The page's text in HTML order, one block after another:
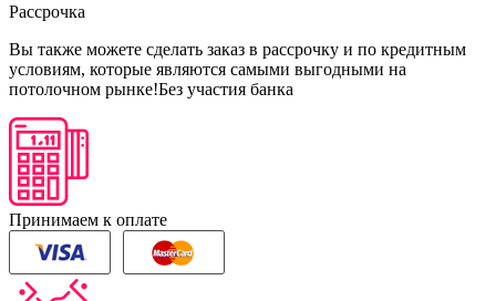
Рассрочка
Вы также можете сделать заказ в рассрочку и по кредитным
условиям, которые являются самыми выгодными на
потолочном рынке!Без участия банка
Принимаем к оплате